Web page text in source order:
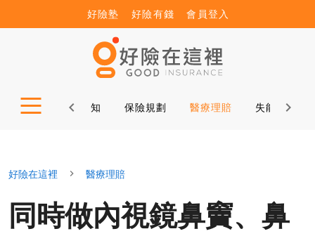
好險塾 好險有錢 會員登入
益諮詢 保險新知 保險規劃 醫療理賠 失能理賠
好險在這裡 醫療理賠
同時做內視鏡鼻竇、鼻